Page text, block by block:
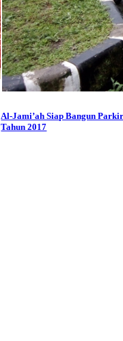
Al-Jami’ah Siap Bangun
Tahun 2017